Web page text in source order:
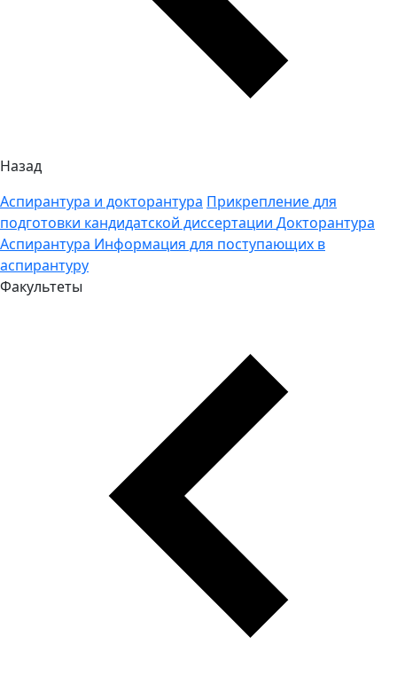
Назад
Аспирантура и докторантура Прикрепление для
подготовки кандидатской диссертации Докторантура
Аспирантура Информация для поступающих в
аспирантуру
Факультеты